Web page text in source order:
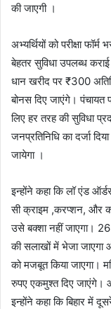
की जाएगी ।
अभ्यर्थियों को परीक्षा
बेहतर सुविधा उपलब्ध
धान खरीद पर ₹300
बोनस दिए जाएंगे। पंचायत
लिए हर तरह की सुविधा
जनप्रतिनिधि का दर्जा
जायेगा ।
इन्होंने कहा कि लॉ एंड
सी क्राइम ,करप्शन, और
उसे बक्शा नहीं जाएगा।
की सलाखों में भेजा जाएगा
को मजबूत किया जाएगा।
रुपए एकमुश्त दिए जाएंगे।
इन्होंने कहा कि बिहार में